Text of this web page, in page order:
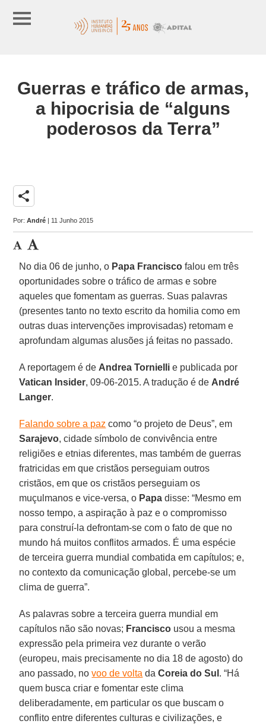
Guerras e tráfico de armas,
a hipocrisia de “alguns
poderosos da Terra”
share
Por:André | 11 Junho 2015
No dia 06 de junho, o Papa Francisco falou em três
oportunidades sobre o tráfico de armas e sobre
aqueles que fomentam as guerras. Suas palavras
(presentes tanto no texto escrito da homilia como em
outras duas intervenções improvisadas) retomam e
aprofundam algumas alusões já feitas no passado.
A reportagem é de Andrea Tornielli e publicada por
Vatican Insider, 09-06-2015. A tradução é de André
Langer.
Falando sobre a paz como “o projeto de Deus”, em
Sarajevo, cidade símbolo de convivência entre
religiões e etnias diferentes, mas também de guerras
fratricidas em que cristãos perseguiam outros
cristãos, em que os cristãos perseguiam os
muçulmanos e vice-versa, o Papa disse: “Mesmo em
nosso tempo, a aspiração à paz e o compromisso
para construí-la defrontam-se com o fato de que no
mundo há muitos conflitos armados. É uma espécie
de terceira guerra mundial combatida em capítulos; e,
no contexto da comunicação global, percebe-se um
clima de guerra”.
As palavras sobre a terceira guerra mundial em
capítulos não são novas; Francisco usou a mesma
expressão pela primeira vez durante o verão
(europeu, mais precisamente no dia 18 de agosto) do
ano passado, novoo de volta daCoreia do Sul . “Há
quem busca criar e fomentar este clima
deliberadamente, em particular os que buscam o
conflito entre diferentes culturas e civilizações, e